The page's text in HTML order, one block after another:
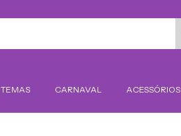
TEMAS CARNAVAL ACESSÓRIOS